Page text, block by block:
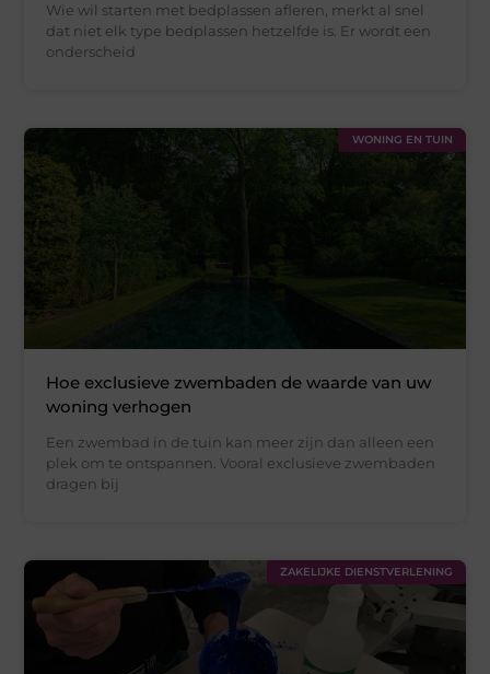
Wie wil starten met bedplassen afleren, merkt al snel
dat niet elk type bedplassen hetzelfde is. Er wordt een
onderscheid
WONING EN TUIN
Hoe exclusieve zwembaden de waarde van uw
woning verhogen
Een zwembad in de tuin kan meer zijn dan alleen een
plek om te ontspannen. Vooral exclusieve zwembaden
dragen bij
ZAKELIJKE DIENSTVERLENING